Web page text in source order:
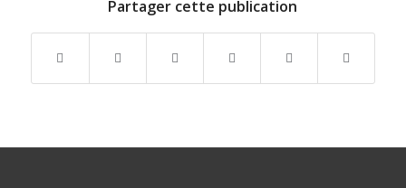
Partager cette publication